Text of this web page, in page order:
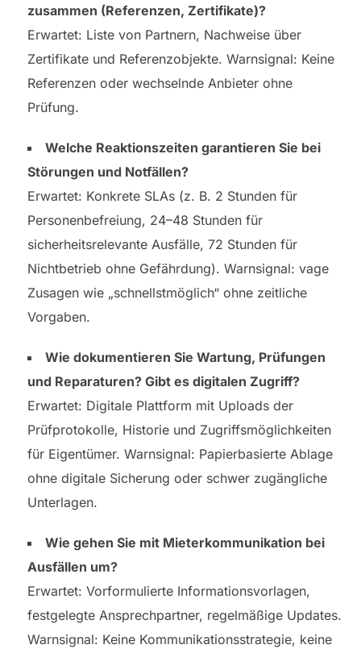
zusammen (Referenzen, Zertifikate)?
Erwartet: Liste von Partnern, Nachweise über
Zertifikate und Referenzobjekte. Warnsignal: Keine
Referenzen oder wechselnde Anbieter ohne
Prüfung.
Welche Reaktionszeiten garantieren Sie bei
Störungen und Notfällen?
Erwartet: Konkrete SLAs (z. B. 2 Stunden für
Personenbefreiung, 24–48 Stunden für
sicherheitsrelevante Ausfälle, 72 Stunden für
Nichtbetrieb ohne Gefährdung). Warnsignal: vage
Zusagen wie „schnellstmöglich“ ohne zeitliche
Vorgaben.
Wie dokumentieren Sie Wartung, Prüfungen
und Reparaturen? Gibt es digitalen Zugriff?
Erwartet: Digitale Plattform mit Uploads der
Prüfprotokolle, Historie und Zugriffsmöglichkeiten
für Eigentümer. Warnsignal: Papierbasierte Ablage
ohne digitale Sicherung oder schwer zugängliche
Unterlagen.
Wie gehen Sie mit Mieterkommunikation bei
Ausfällen um?
Erwartet: Vorformulierte Informationsvorlagen,
festgelegte Ansprechpartner, regelmäßige Updates.
Warnsignal: Keine Kommunikationsstrategie, keine